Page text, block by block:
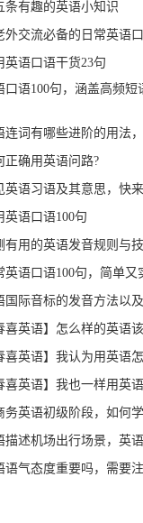
条有趣的英语小知识
外交流必备的日常英语
英语口语干货23句
口语100句，涵盖高频
连词有哪些进阶的用法
正确用英语问路?
英语习语及其意思，快来
英语口语100句
有用的英语发音规则与
英语口语100句，简单又
国际音标的发音方法以
喜英语】怎么样的英语
喜英语】我认为用英语
喜英语】我也一样用英
务英语初级阶段，如何
描述机场出行场景，英
语气态度重要吗，需要